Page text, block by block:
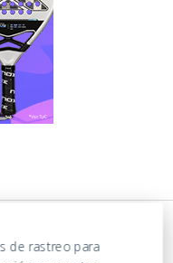
de rastreo para